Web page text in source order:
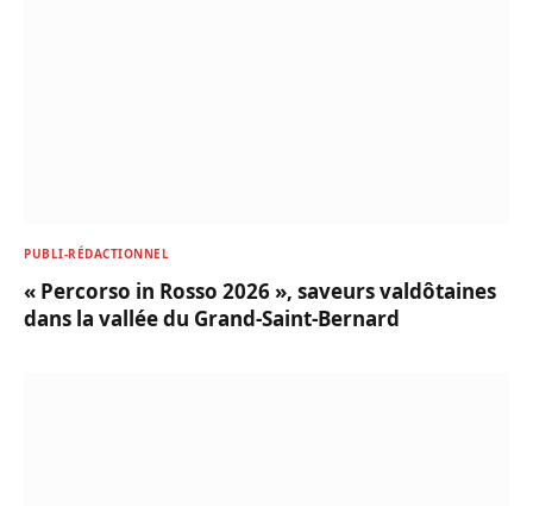
PUBLI-RÉDACTIONNEL
« Percorso in Rosso 2026 », saveurs valdôtaines
dans la vallée du Grand-Saint-Bernard